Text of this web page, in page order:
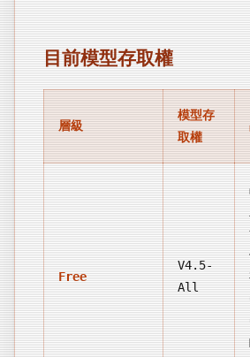
目前模型存取權
層級
模型存
取權
Free
V4.5-
All